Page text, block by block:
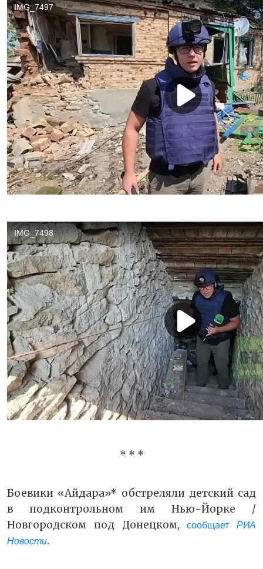
* * *
Боевики «Айдара»* обстреляли детский сад
в подконтрольном им Нью-Йорке /
Новгородском под Донецком,сообщает РИА
Новости.